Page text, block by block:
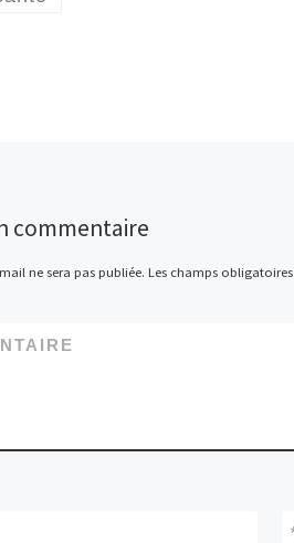
commentaire
ne sera pas publiée. Les champs